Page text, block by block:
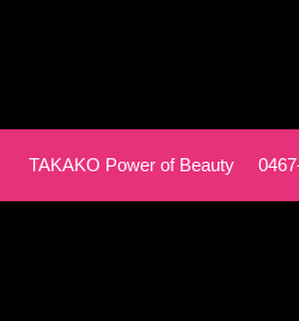
TAKAKO Power of Beauty